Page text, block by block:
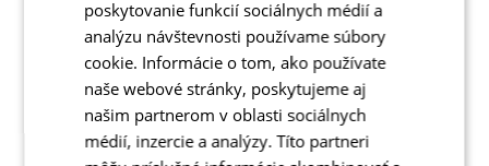
poskytovanie funkcií sociálnych médií a
analýzu návštevnosti používame súbory
cookie. Informácie o tom, ako používate
naše webové stránky, poskytujeme aj
našim partnerom v oblasti sociálnych
médií, inzercie a analýzy. Títo partneri